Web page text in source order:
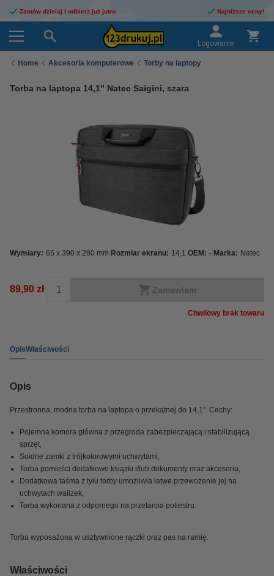
Zamów dzisiaj i odbierz już jutro Najniższe ceny!
Logowanie
Home Akcesoria komputerowe Torby na laptopy
Torba na laptopa 14,1" Natec Saigini, szara
Wymiary: 65 x 390 x 280 mm Rozmiar ekranu: 14,1 OEM: - Marka: Natec
89,90 zł Zamawiam
Chwilowy brak towaru
OpisWłaściwości
Opis
Przestronna, modna torba na laptopa o przekątnej do 14,1". Cechy:
Pojemna komora główna z przegroda zabezpieczającą i stabilizującą
sprzęt,
Soidne zamki z trójkolorowymi uchwytami,
Torba pomieści dodatkowe książki i/lub dokumenty oraz akcesoria,
Dodatkowa taśma z tyłu torby umożliwia łatwe przewożenie jej na
uchwytach walizek,
Torba wykonana z odpornego na przetarcia poliestru.
Torba wyposażona w usztywnione rączki oraz pas na ramię.
Właściwości